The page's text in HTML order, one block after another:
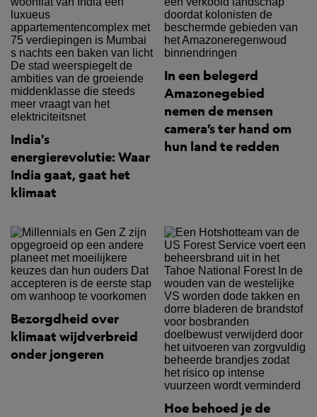
India's
energierevolutie: Waar
India gaat, gaat het
klimaat
In een belegerd
Amazonegebied
nemen de mensen
camera’s ter hand om
hun land te redden
Bezorgdheid over
klimaat wijdverbreid
onder jongeren
Hoe behoed je de